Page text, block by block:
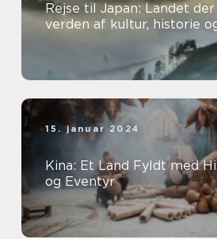
Rejse til Japan: Landet
verden af kultur, historie
15. januar 2024
Kina: Et Land Fyldt med
og Eventyr